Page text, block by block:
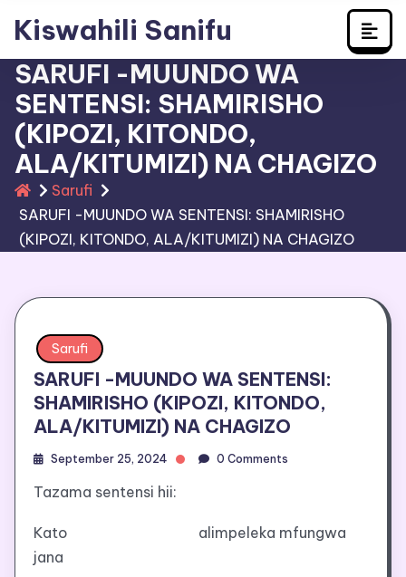
content
Kiswahili Sanifu
SARUFI -MUUNDO WA
SENTENSI: SHAMIRISHO
(KIPOZI, KITONDO,
ALA/KITUMIZI) NA CHAGIZO
Sarufi
SARUFI -MUUNDO WA SENTENSI: SHAMIRISHO
(KIPOZI, KITONDO, ALA/KITUMIZI) NA CHAGIZO
Sarufi
SARUFI -MUUNDO WA SENTENSI:
SHAMIRISHO (KIPOZI, KITONDO,
ALA/KITUMIZI) NA CHAGIZO
September 25, 2024 0 Comments
Tazama sentensi hii:
Kato alimpeleka mfungwa
jana